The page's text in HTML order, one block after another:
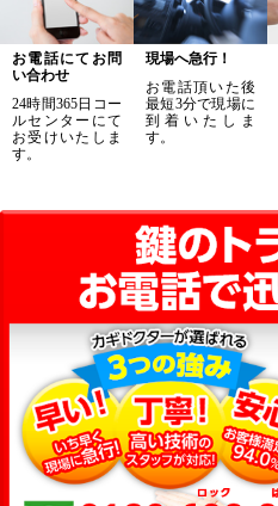
お電話にてお問
い合わせ
24時間365日コー
ルセンターにて
お受けいたしま
す。
現場へ急行！
お電話頂いた後
最短3分で現場に
到着いたしま
す。